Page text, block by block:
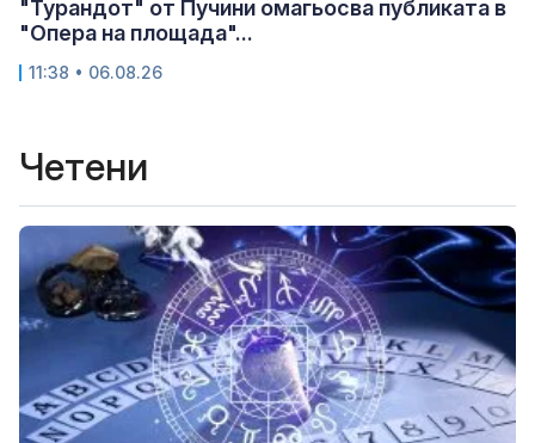
"Турандот" от Пучини омагьосва публиката в
"Опера на площада"...
11:38 • 06.08.26
Четени